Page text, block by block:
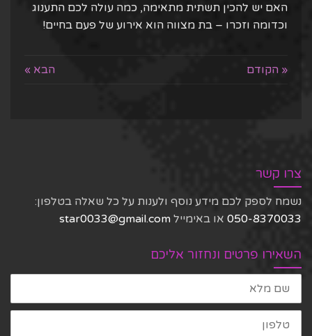
האם יש להכין תשתית מתאימה, כמה עולה לכם התענוג
וכדומה וזכרו – בת מצווה הוא אירוע של פעם בחיים!
« הקודם הבא »
צרו קשר
נשמח לספק לכם מידע נוסף ולענות על כל שאלה בטלפון:
050-8370033 או באימייל star0033@gmail.com
השאירו פרטים ונחזור אליכם
שם
מלא
טלפון